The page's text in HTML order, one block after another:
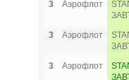
3
Аэрофлот
3
Аэрофлот
3
Аэрофлот